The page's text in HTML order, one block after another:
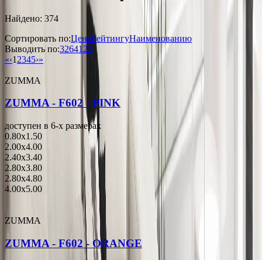
Найдено: 374
Сортировать по:ЦенеРейтингуНаименованию
Выводить по:3264128
«‹1 2345›»
ZUMMA
ZUMMA - F602 - PINK
доступен в 6-x размерах
0.80x1.50
2.00x4.00
2.40x3.40
2.80x3.80
2.80x4.80
4.00x5.00
ZUMMA
ZUMMA - F602 - ORANGE